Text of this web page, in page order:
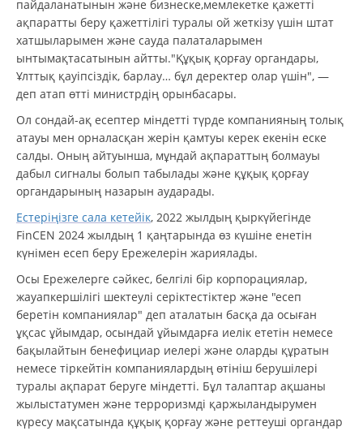
пайдаланатынын және бизнеске,мемлекетке қажетті
ақпаратты беру қажеттілігі туралы ой жеткізу үшін штат
хатшыларымен және сауда палаталарымен
ынтымақтасатынын айтты."Құқық қорғау органдары,
Ұлттық қауіпсіздік, барлау… бұл деректер олар үшін", —
деп атап өтті министрдің орынбасары.
Ол сондай-ақ есептер міндетті түрде компанияның толық
атауы мен орналасқан жерін қамтуы керек екенін еске
салды. Оның айтуынша, мұндай ақпараттың болмауы
дабыл сигналы болып табылады және құқық қорғау
органдарының назарын аударады.
Естеріңізге сала кетейік, 2022 жылдың қыркүйегінде
FinCEN 2024 жылдың 1 қаңтарында өз күшіне енетін
күнімен есеп беру Ережелерін жариялады.
Осы Ережелерге сәйкес, белгілі бір корпорациялар,
жауапкершілігі шектеулі серіктестіктер және "есеп
беретін компаниялар" деп аталатын басқа да осыған
ұқсас ұйымдар, осындай ұйымдарға иелік ететін немесе
бақылайтын бенефициар иелері және оларды құратын
немесе тіркейтін компаниялардың өтініш берушілері
туралы ақпарат беруге міндетті. Бұл талаптар ақшаны
жылыстатумен және терроризмді қаржыландырумен
күресу мақсатында құқық қорғау және реттеуші органдар